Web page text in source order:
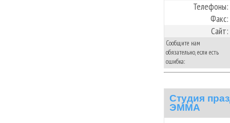
Телефоны:
Факс:
Сайт:
Сообщите нам
обязательно, если есть
ошибка:
Студия
ЭММА